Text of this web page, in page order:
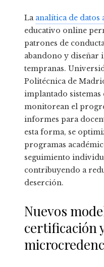
La analítica de datos
educativo online
patrones de
abandono y diseñar
tempranas.
Politécnica de
implantado sistemas
monitorean el
informes para
esta forma, se
programas
seguimiento
contribuyendo a
deserción.
Nuevos
certificación